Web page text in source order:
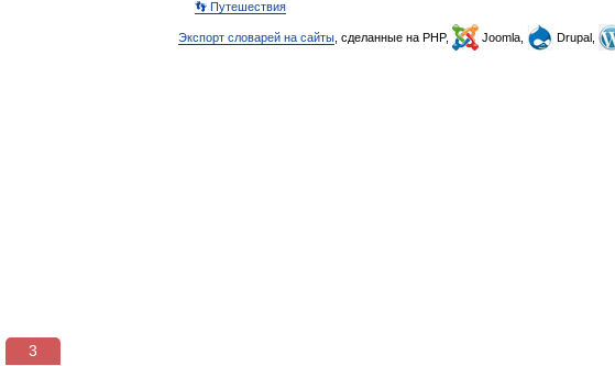
👣 Путешествия
Экспорт словарей на сайты , сделанные на PHP, Joomla, Drupal,
3